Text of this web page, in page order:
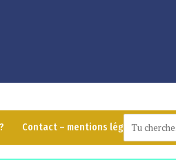
Contact – mentions légales